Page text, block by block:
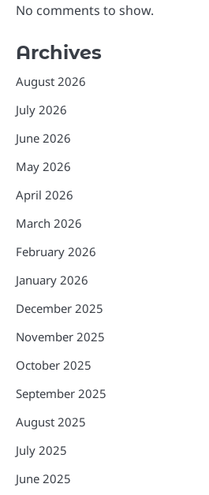
No comments to show.
Archives
August 2026
July 2026
June 2026
May 2026
April 2026
March 2026
February 2026
January 2026
December 2025
November 2025
October 2025
September 2025
August 2025
July 2025
June 2025